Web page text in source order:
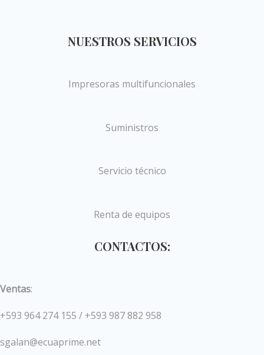
NUESTROS SERVICIOS
Impresoras multifuncionales
Suministros
Servicio técnico
Renta de equipos
CONTACTOS:
Ventas:
+593 964 274 155 / +593 987 882 958
sgalan@ecuaprime.net